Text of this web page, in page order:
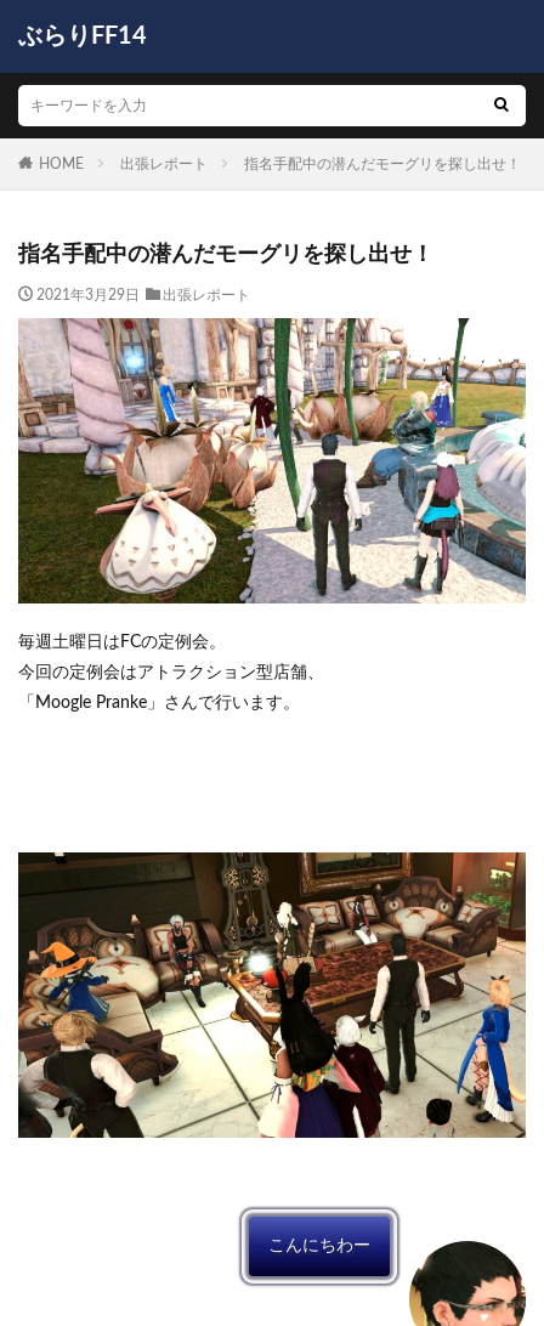
ぶらりFF14
HOME 出張レポート 指名手配中の潜んだモーグリを探し出せ！
指名手配中の潜んだモーグリを探し出せ！
2021年3月29日 出張レポート
毎週土曜日はFCの定例会。
今回の定例会はアトラクション型店舗、
「Moogle Pranke」さんで行います。
こんにちわー